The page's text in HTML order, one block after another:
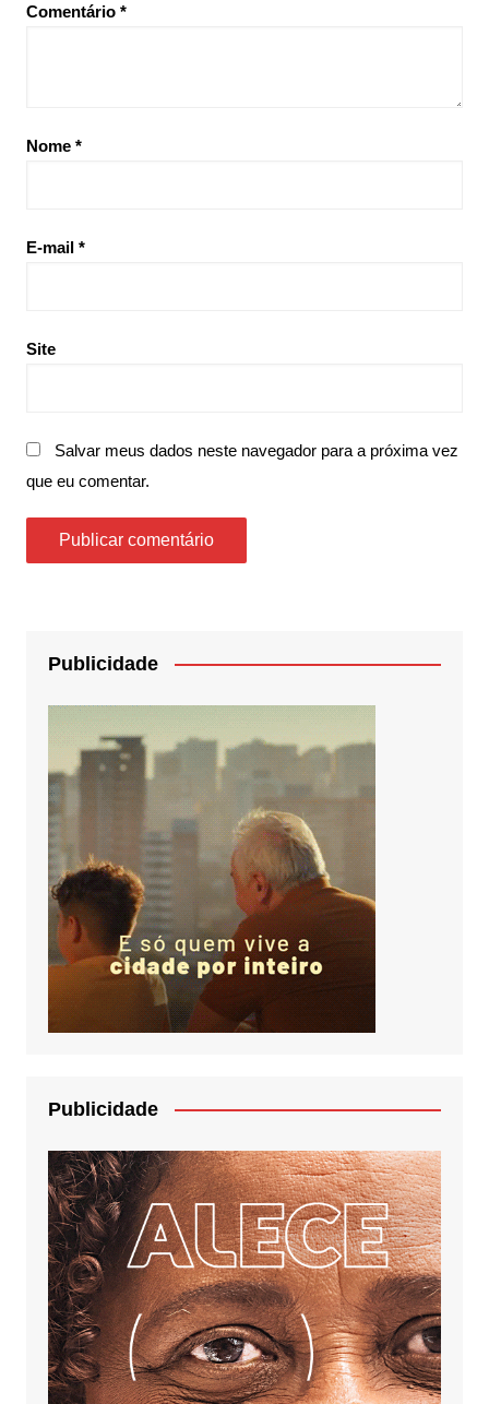
Comentário *
Nome *
E-mail *
Site
Salvar meus dados neste navegador para a próxima vez
que eu comentar.
Publicidade
Publicidade